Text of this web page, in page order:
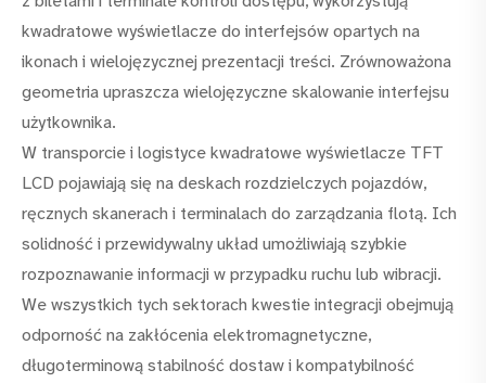
kwadratowe wyświetlacze do interfejsów opartych na
ikonach i wielojęzycznej prezentacji treści. Zrównoważona
geometria upraszcza wielojęzyczne skalowanie interfejsu
użytkownika.
W transporcie i logistyce kwadratowe wyświetlacze TFT
LCD pojawiają się na deskach rozdzielczych pojazdów,
ręcznych skanerach i terminalach do zarządzania flotą. Ich
solidność i przewidywalny układ umożliwiają szybkie
rozpoznawanie informacji w przypadku ruchu lub wibracji.
We wszystkich tych sektorach kwestie integracji obejmują
odporność na zakłócenia elektromagnetyczne,
długoterminową stabilność dostaw i kompatybilność